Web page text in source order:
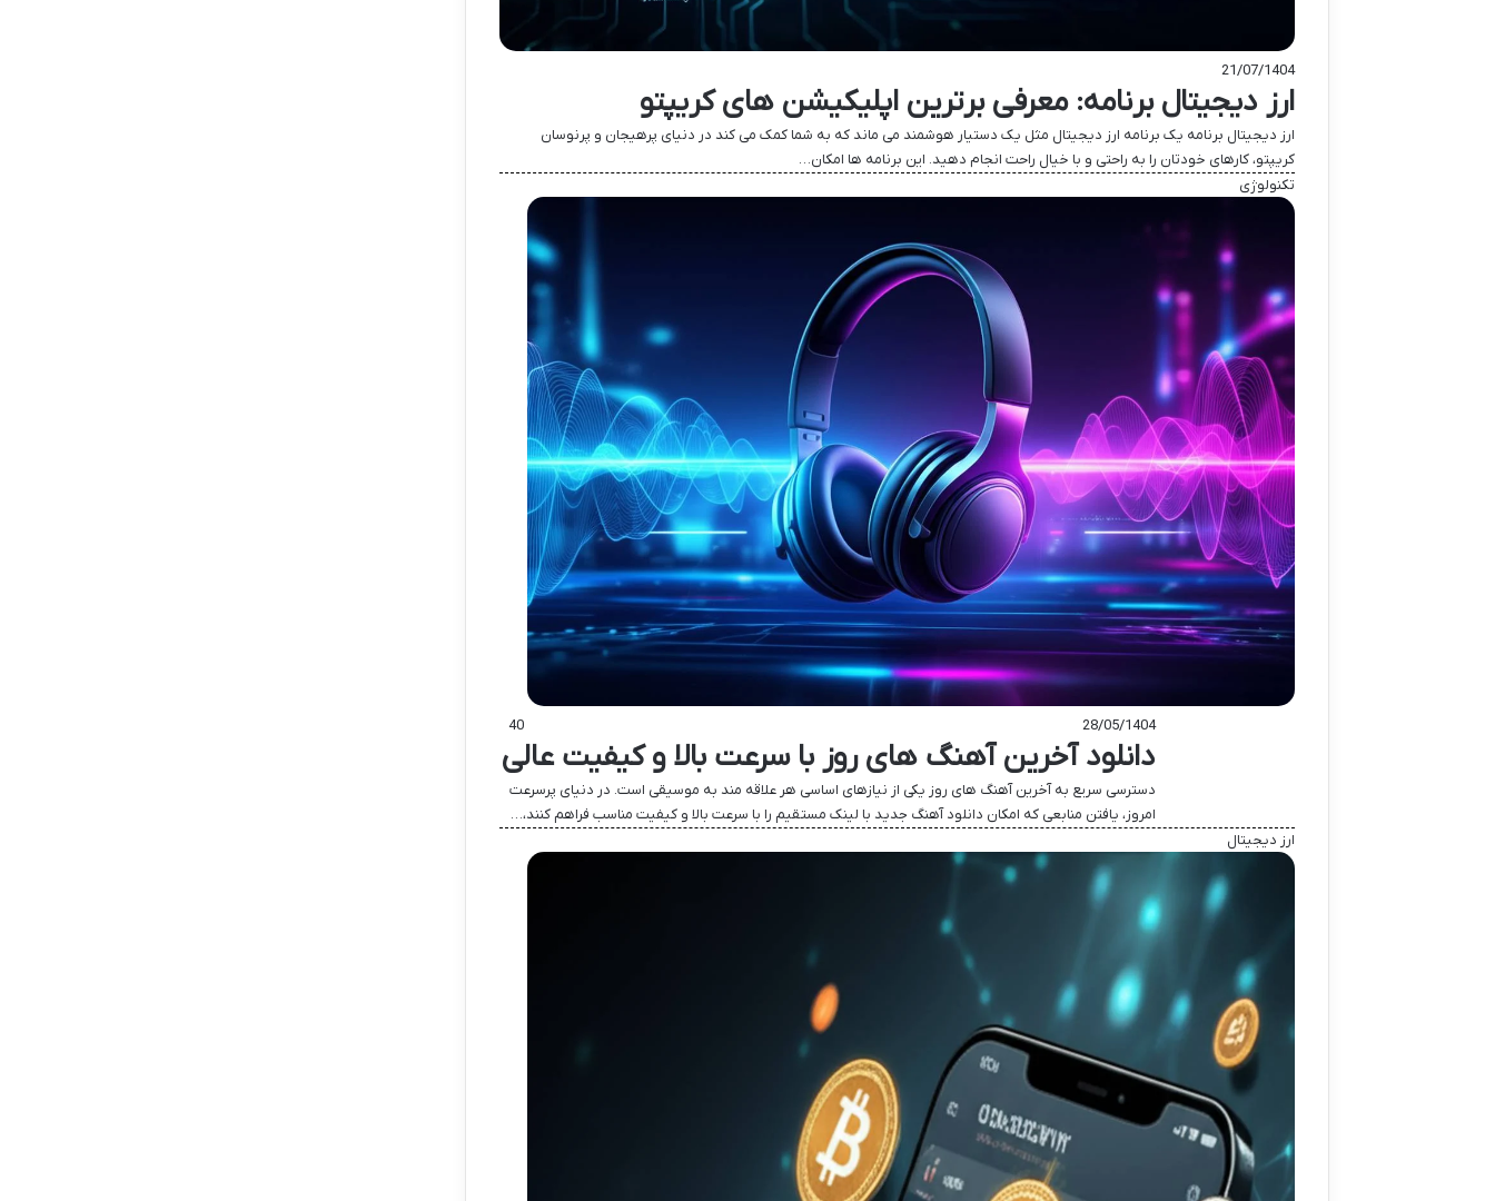
21/07/1404
ارز دیجیتال برنامه: معرفی برترین اپلیکیشن های کریپتو
ارز دیجیتال برنامه یک برنامه ارز دیجیتال مثل یک دستیار هوشمند می ماند که به شما کمک می کند در دنیای پرهیجان و پرنوسان
کریپتو، کارهای خودتان را به راحتی و با خیال راحت انجام دهید. این برنامه ها امکان…
تکنولوژی
28/05/1404
40
دانلود آخرین آهنگ های روز با سرعت بالا و کیفیت عالی
دسترسی سریع به آخرین آهنگ های روز یکی از نیازهای اساسی هر علاقه مند به موسیقی است. در دنیای پرسرعت
امروز، یافتن منابعی که امکان دانلود آهنگ جدید با لینک مستقیم را با سرعت بالا و کیفیت مناسب فراهم کنند،…
ارز دیجیتال